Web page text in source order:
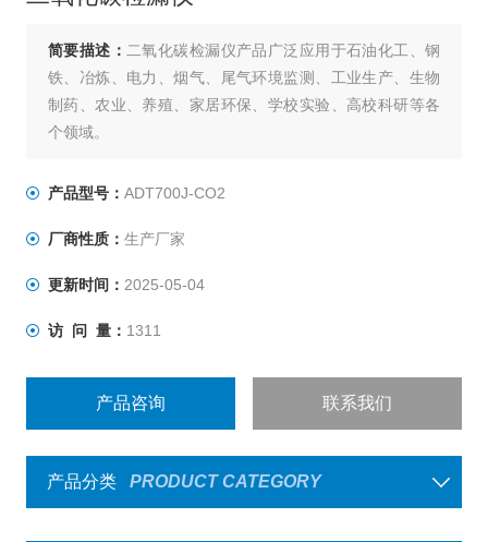
简要描述：二氧化碳检漏仪产品广泛应用于石油化工、钢
铁、冶炼、电力、烟气、尾气环境监测、工业生产、生物
制药、农业、养殖、家居环保、学校实验、高校科研等各
个领域。
产品型号： ADT700J-CO2
厂商性质： 生产厂家
更新时间： 2025-05-04
访 问 量： 1311
产品咨询 联系我们
产品分类 PRODUCT CATEGORY